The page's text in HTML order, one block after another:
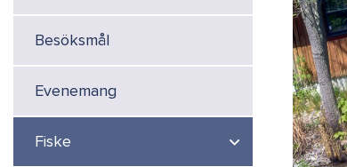
Besöksmål
Evenemang
Fiske